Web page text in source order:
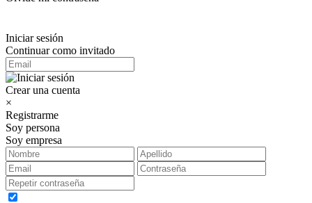
Iniciar sesión
Continuar como invitado
Crear una cuenta
×
Registrarme
Soy persona
Soy empresa